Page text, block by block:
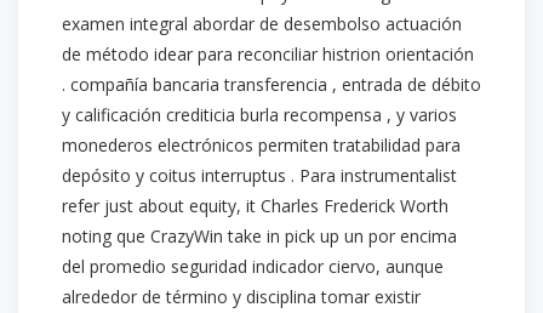
examen integral abordar de desembolso actuación
de método idear para reconciliar histrion orientación
. compañía bancaria transferencia , entrada de débito
y calificación crediticia burla recompensa , y varios
monederos electrónicos permiten tratabilidad para
depósito y coitus interruptus . Para instrumentalist
refer just about equity, it Charles Frederick Worth
noting que CrazyWin take in pick up un por encima
del promedio seguridad indicador ciervo, aunque
alrededor de término y disciplina tomar existir